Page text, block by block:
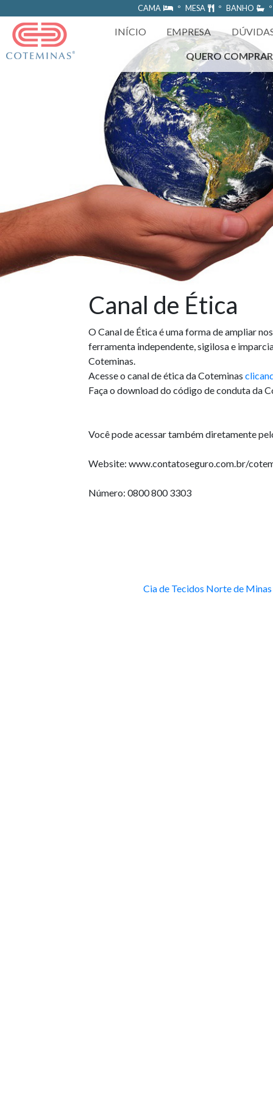
https://www.coteminas.com.br/desenv-web/htm11/
CAMA º MESA º BANHO
INÍCIO EMPRESA
QUERO COMPRAR
Canal de Ética
O Canal de Ética é uma forma de ampliar
ferramenta independente, sigilosa e
Coteminas.
Acesse o canal de ética da Coteminas
Faça o download do código de conduta da
Você pode acessar também diretamente
Website: www.contatoseguro.com.br/
Número: 0800 800 3303
Cia de Tecidos Norte de Minas